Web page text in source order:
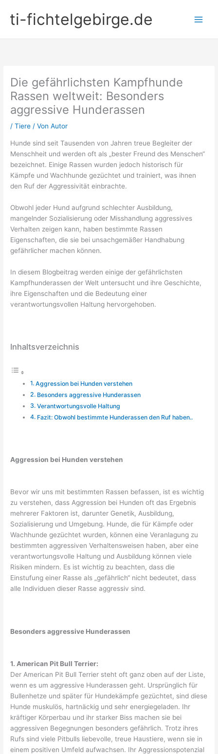
Inhalt
springenti-fichtelgebirge.de
Die gefährlichsten Kampfhunde
Rassen weltweit: Besonders
aggressive Hunderassen
/Tiere / VonAutor
Hunde sind seit Tausenden von Jahren treue Begleiter der
Menschheit und werden oft als „bester Freund des Menschen“
bezeichnet. Einige Rassen wurden jedoch historisch für
Kämpfe und Wachhunde gezüchtet und trainiert, was ihnen
den Ruf der Aggressivität einbrachte.
Obwohl jeder Hund aufgrund schlechter Ausbildung,
mangelnder Sozialisierung oder Misshandlung aggressives
Verhalten zeigen kann, haben bestimmte Rassen
Eigenschaften, die sie bei unsachgemäßer Handhabung
gefährlicher machen können.
In diesem Blogbeitrag werden einige der gefährlichsten
Kampfhunderassen der Welt untersucht und ihre Geschichte,
ihre Eigenschaften und die Bedeutung einer
verantwortungsvollen Haltung hervorgehoben.
Inhaltsverzeichnis
Aggression bei Hunden verstehen
Besonders aggressive Hunderassen
Verantwortungsvolle Haltung
Fazit: Obwohl bestimmte Hunderassen den Ruf haben..
Aggression bei Hunden verstehen
Bevor wir uns mit bestimmten Rassen befassen, ist es wichtig
zu verstehen, dass Aggression bei Hunden oft das Ergebnis
mehrerer Faktoren ist, darunter Genetik, Ausbildung,
Sozialisierung und Umgebung. Hunde, die für Kämpfe oder
Wachhunde gezüchtet wurden, können eine Veranlagung zu
bestimmten aggressiven Verhaltensweisen haben, aber eine
verantwortungsvolle Haltung und Ausbildung können viele
Risiken mindern. Es ist wichtig zu beachten, dass die
Einstufung einer Rasse als „gefährlich“ nicht bedeutet, dass
alle Individuen dieser Rasse aggressiv sind.
Besonders aggressive Hunderassen
1. American Pit Bull Terrier:
Der American Pit Bull Terrier steht oft ganz oben auf der Liste,
wenn es um aggressive Hunderassen geht. Ursprünglich für
Bullenhetze und später für Hundekämpfe gezüchtet, sind diese
Hunde muskulös, hartnäckig und sehr energiegeladen. Ihr
kräftiger Körperbau und ihr starker Biss machen sie bei
aggressiven Begegnungen besonders gefährlich. Trotz ihres
Rufs sind viele Pitbulls liebevolle, treue Haustiere, wenn sie in
einem positiven Umfeld aufwachsen. Ihr Aggressionspotenzial